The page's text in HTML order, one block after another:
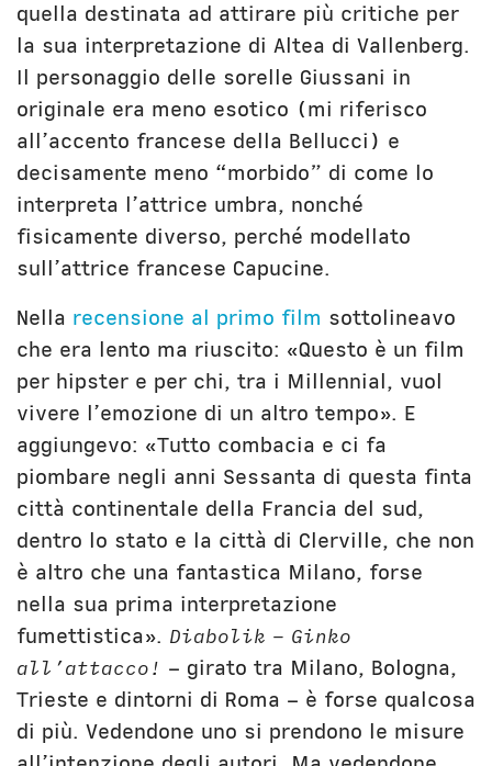
quella destinata ad attirare più critiche per
la sua interpretazione di Altea di Vallenberg.
Il personaggio delle sorelle Giussani in
originale era meno esotico (mi riferisco
all’accento francese della Bellucci) e
decisamente meno “morbido” di come lo
interpreta l’attrice umbra, nonché
fisicamente diverso, perché modellato
sull’attrice francese Capucine.
Nella recensione al primo film sottolineavo
che era lento ma riuscito: «Questo è un film
per hipster e per chi, tra i Millennial, vuol
vivere l’emozione di un altro tempo». E
aggiungevo: «Tutto combacia e ci fa
piombare negli anni Sessanta di questa finta
città continentale della Francia del sud,
dentro lo stato e la città di Clerville, che non
è altro che una fantastica Milano, forse
nella sua prima interpretazione
fumettistica». Diabolik – Ginko
all’attacco! – girato tra Milano, Bologna,
Trieste e dintorni di Roma – è forse qualcosa
di più. Vedendone uno si prendono le misure